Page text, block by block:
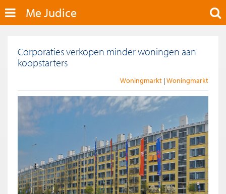
Me Judice
Corporaties verkopen minder woningen aan
koopstarters
Woningmarkt Woningmarkt